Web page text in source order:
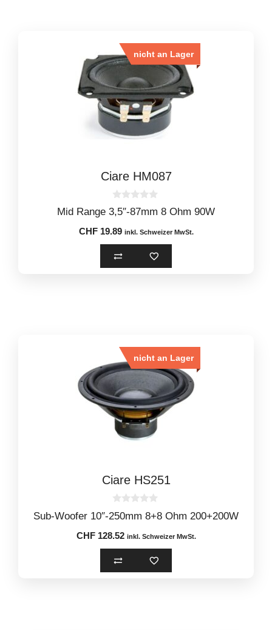
nicht an Lager
Ciare HM087
0
o
t
5
Mid Range 3,5″-87mm 8 Ohm 90W
CHF19.89 inkl. Schweizer MwSt.
nicht an Lager
Ciare HS251
0
o
t
5
Sub-Woofer 10″-250mm 8+8 Ohm 200+200W
CHF128.52 inkl. Schweizer MwSt.